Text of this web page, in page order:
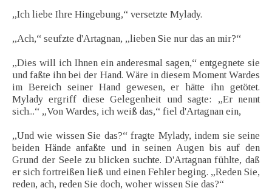
„Ich liebe Ihre Hingebung,“ versetzte Mylady.
„Ach,“ seufzte d'Artagnan, „lieben Sie nur das an mir?“
„Dies will ich Ihnen ein anderesmal sagen,“ entgegnete sie
und faßte ihn bei der Hand. Wäre in diesem Moment Wardes
im Bereich seiner Hand gewesen, er hätte ihn getötet.
Mylady ergriff diese Gelegenheit und sagte: „Er nennt
sich...“ „Von Wardes, ich weiß das,“ fiel d'Artagnan ein,
„Und wie wissen Sie das?“ fragte Mylady, indem sie seine
beiden Hände anfaßte und in seinen Augen bis auf den
Grund der Seele zu blicken suchte. D'Artagnan fühlte, daß
er sich fortreißen ließ und einen Fehler beging. „Reden Sie,
reden, ach, reden Sie doch, woher wissen Sie das?“